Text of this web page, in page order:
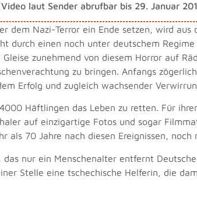
laut Sender abrufbar bis 29. Januar
dem Nazi-Terror ein Ende setzen, wird
durch einen noch unter deutschem
zunehmend von diesem Horror auf
zu bringen. Anfangs
Erfolg und zugleich wachsender
Häftlingen das Leben zu retten. Für
auf einzigartige Fotos und sogar
als 70 Jahre nach diesen Ereignissen,
nur ein Menschenalter entfernt
Stelle eine tschechische Helferin, die